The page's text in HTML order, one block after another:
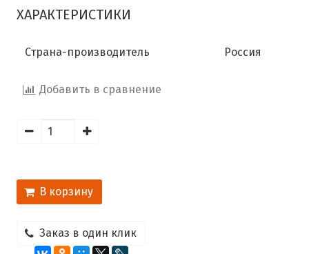
ХАРАКТЕРИСТИКИ
Страна-производитель Россия
Добавить в сравнение
В корзину
Заказ в один клик